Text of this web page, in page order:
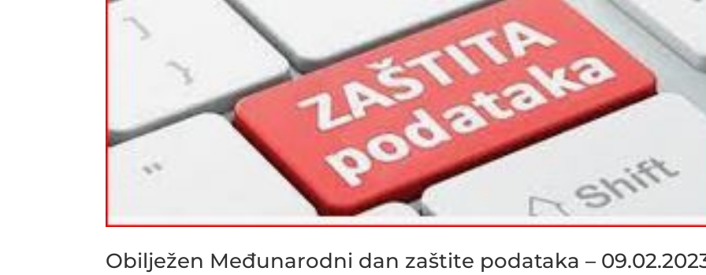
Obilježen Međunarodni dan zaštite podataka –